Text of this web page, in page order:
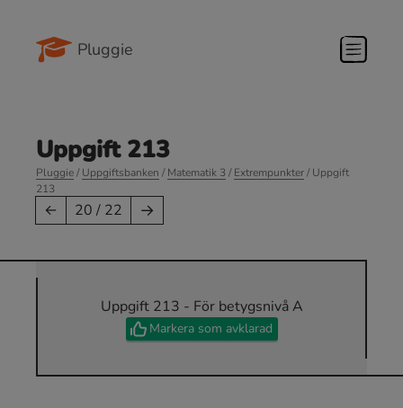
Pluggie
Uppgift 213
Pluggie/Uppgiftsbanken /Matematik 3 /Extrempunkter/ Uppgift
213
← 20 / 22 →
Uppgift 213 - För betygsnivå A
Markera som avklarad